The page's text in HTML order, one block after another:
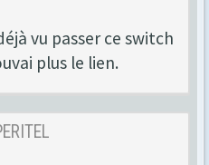
vu passer ce switch
plus le lien.